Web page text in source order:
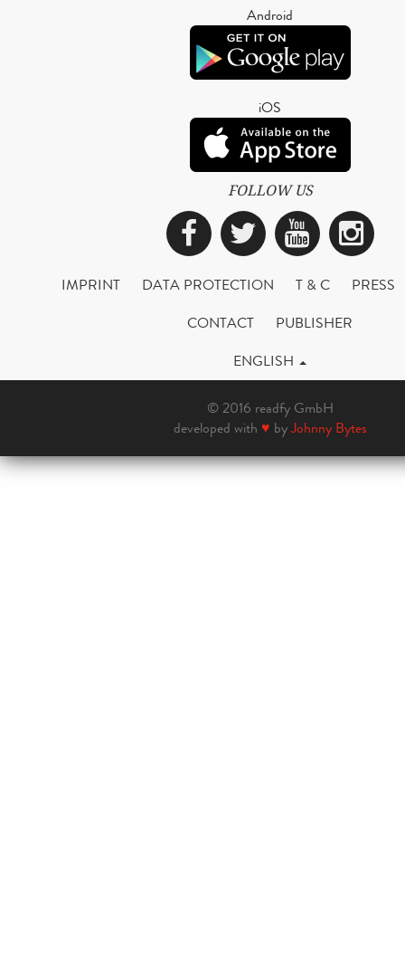
Android
iOS
FOLLOW US
Facebook
Twitter
IMPRINT DATA PROTECTION T & C
PRESS
CONTACT
PUBLISHER
ENGLISH
© 2016 readfy GmbH
developed with ♥ byJohnny Bytes